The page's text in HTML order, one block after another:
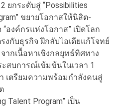
ยกระดับสู่ “Possibilities
ขยายโอกาสให้นิสิต-
องค์กรแห่งโอกาส” เปิดโลก
งกับธุรกิจ ฝึกลับไอเดียแก้โจทย์
ากเนื้อหาเชิงกลยุทธ์ทิศทาง
ะสบการณ์เข้มข้นในเวลา 1
เตรียมความพร้อมกำลังคนสู่
Talent Program” เป็น